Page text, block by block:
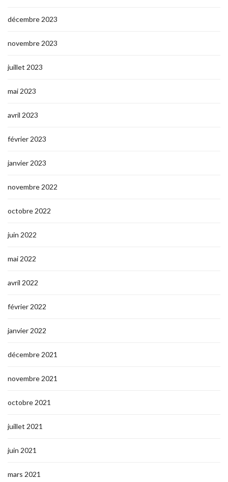
décembre 2023
novembre 2023
juillet 2023
mai 2023
avril 2023
février 2023
janvier 2023
novembre 2022
octobre 2022
juin 2022
mai 2022
avril 2022
février 2022
janvier 2022
décembre 2021
novembre 2021
octobre 2021
juillet 2021
juin 2021
mars 2021